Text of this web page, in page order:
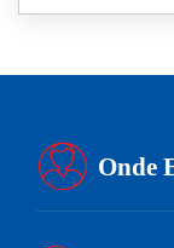
Onde